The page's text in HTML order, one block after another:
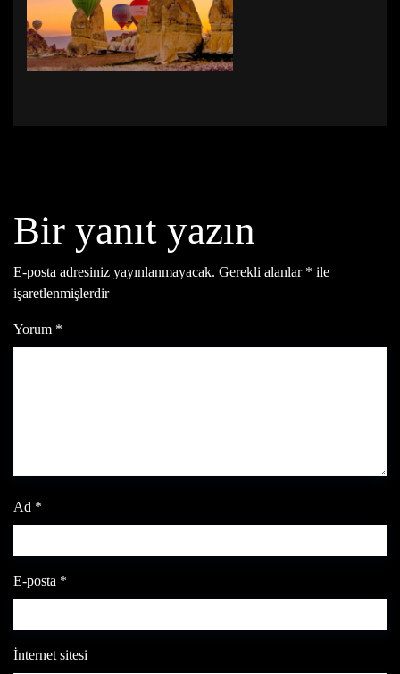
Bir yanıt yazın
E-posta adresiniz yayınlanmayacak. Gerekli alanlar * ile
işaretlenmişlerdir
Yorum *
Ad *
E-posta *
İnternet sitesi